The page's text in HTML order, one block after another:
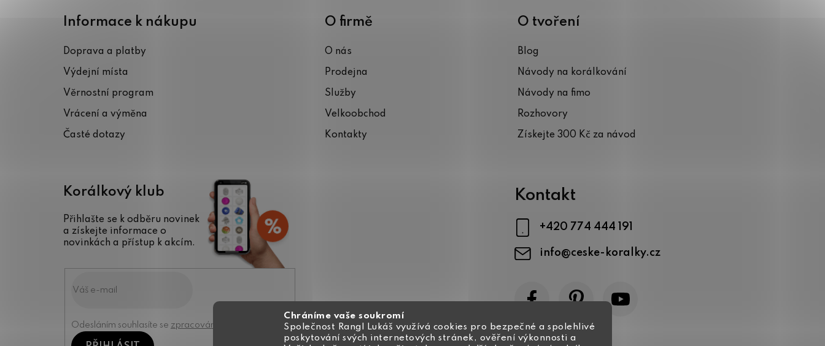
Chráníme vaše soukromí
Společnost Rangl Lukáš využívá cookies pro bezpečné a spolehlivé
poskytování svých internetových stránek, ověření výkonnosti a
Informace k nákupu
Doprava a platby
Výdejní místa
Věrnostní program
Vrácení a výměna
Časté dotazy
O firmě
O nás
Prodejna
Služby
Velkoobchod
Kontakty
O tvoření
Blog
Návody na korálkování
Návody na fimo
Rozhovory
Získejte 300 Kč za návod
Korálkový klub
Přihlašte se k odběru novinek
a získejte informace o
novinkách a přístup k akcím.
Odesláním souhlasíte se zpracováním osobních údajů
Kontakt
info@ceske-koralky.cz
+420 774 444 191